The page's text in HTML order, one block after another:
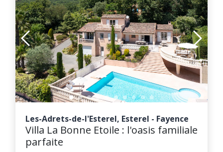
Les-Adrets-de-l'Esterel, Esterel - Fayence
Villa La Bonne Etoile : l'oasis familiale
parfaite